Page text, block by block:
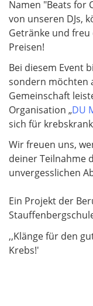
Namen "Beats for
von unseren DJs,
Getränke und
Preisen!
Bei diesem Event
sondern möchten
Gemeinschaft
Organisation „DU
sich für
Wir freuen uns,
deiner Teilnahme
unvergesslichen
Ein Projekt der
,,Klänge für den
Krebs!'